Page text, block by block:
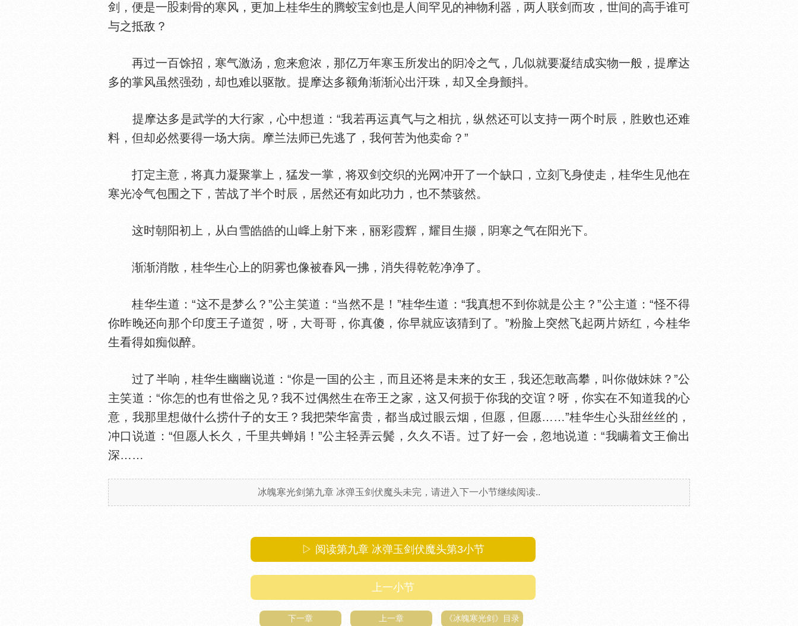
剑，便是一
刺骨的寒风，更加上桂华生的腾蛟宝剑也是人间罕见的神物利器，两人联剑而攻，世间的高手谁可
与之抵敌？
再过一百馀招，寒气激汤，愈来愈浓，那亿万年寒玉所发出的
冷之气，几似就要凝结成实物一般，提摩达
多的掌风虽然强劲，却也难以驱散。提摩达多额角渐渐沁出汗珠，却又全身颤抖。
提摩达多是武学的大行家，心中想道：“我若再运真气与之相抗，纵然还可以支持一两个时辰，胜败也还难
料，但却必然要得一场大病。摩兰法师已先逃了，我何苦为他卖命？”
打定主意，将真力凝聚掌上，猛发一掌，将双剑交织的光网冲开了一个缺口，立刻飞身使走，桂华生见他在
寒光冷气包围之下，苦战了半个时辰，居然还有如此功力，也不禁骇然。
这时朝阳初上，从白雪皓皓的山 上射下来，丽彩霞辉，耀目生撷， 寒之气在阳光下。
渐渐消散，桂华生心上的 雾也像被春风一拂，消失得乾乾净净了。
桂华生道：“这不是梦么？”公主笑道：“当然不是！”桂华生道：“我真想不到你就是公主？”公主道：“怪不得
你昨晚还向那个印度王子道贺，呀，大哥哥，你真傻，你早就应该猜到了。”粉脸上突然飞起两片
红，今桂华
生看得如痴似醉。
过了半响，桂华生幽幽说道：“你是一 的公主，而且还将是未来的女王，我还怎敢高攀，叫你做
？”公
主笑道：“你怎的也有世俗之见？我不过偶然生在帝王之家，这又何损于你我的交谊？呀，你实在不知道我的心
意，我那里想做什么捞什子的女王？我把荣华富贵，都当成过眼云烟，但愿，但愿……”桂华生心头甜丝丝的，
冲口说道：“但愿人长久，千里共蝉娟！”公主轻弄云鬓，久久不语。过了好一会，忽地说道：“我瞒着文王偷出
深……
冰魄寒光剑第九章 冰弹玉剑伏魔头未完，请进入下一小节继续阅读..
▷ 阅读第九章 冰弹玉剑伏魔头第3小节
上一小节
下一章 上一章 《冰魄寒光剑》目录